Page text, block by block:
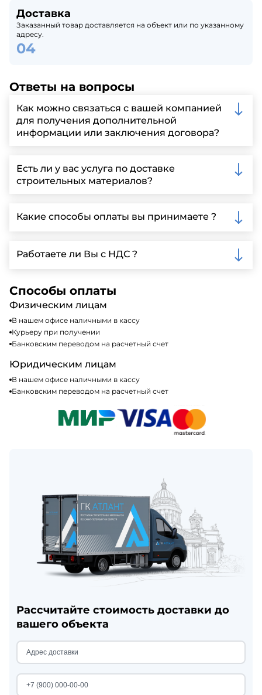
Доставка
Заказанный товар доставляется на объект или по указанному
адресу.
Ответы на вопросы
Как можно связаться с вашей компанией
для получения дополнительной
информации или заключения договора?
запрос через нашу официальную почту или
заполнить форму на нашем сайте для более
детальной информации и организации встречи.
Есть ли у вас услуга по доставке
строительных материалов?
Ленинградской области, у нас собственный
автопарк, для обеспечения быстрой и надежной
Какие способы оплаты вы принимаете ?
включая наличные, банковские переводы,
кредитные карты. Подробную информацию о
Работаете ли Вы с НДС ?
налогообложения, т.е с НДС 20%
Способы оплаты
Физическим лицам
В нашем офисе наличными в кассу
Курьеру при получении
Банковским переводом на расчетный счет
Юридическим лицам
В нашем офисе наличными в кассу
Банковским переводом на расчетный счет
Рассчитайте стоимость доставки до
вашего объекта